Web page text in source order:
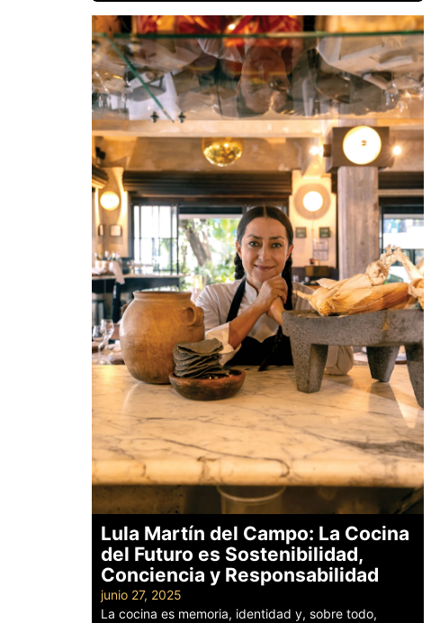
Lula Martín del Campo: La Cocina
del Futuro es Sostenibilidad,
Conciencia y Responsabilidad
junio 27, 2025
La cocina es memoria, identidad y, sobre todo,